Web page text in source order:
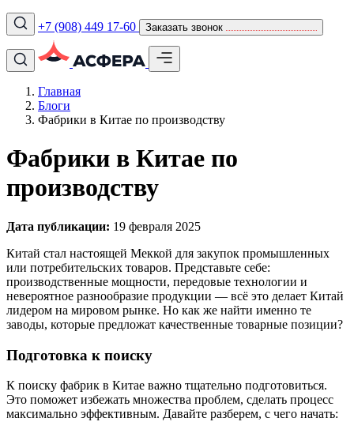
+7 (908) 449 17-60 Заказать звонок
Главная
Блоги
Фабрики в Китае по производству
Фабрики в Китае по
производству
Дата публикации: 19 февраля 2025
Китай стал настоящей Меккой для закупок промышленных
или потребительских товаров. Представьте себе:
производственные мощности, передовые технологии и
невероятное разнообразие продукции — всё это делает Китай
лидером на мировом рынке. Но как же найти именно те
заводы, которые предложат качественные товарные позиции?
Подготовка к поиску
К поиску фабрик в Китае важно тщательно подготовиться.
Это поможет избежать множества проблем, сделать процесс
максимально эффективным. Давайте разберем, с чего начать: